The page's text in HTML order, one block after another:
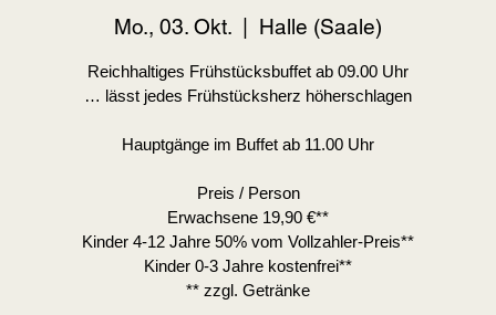
Mo., 03. Okt. Halle (Saale)
Reichhaltiges Frühstücksbuffet ab 09.00 Uhr
… lässt jedes Frühstücksherz höherschlagen
Hauptgänge im Buffet ab 11.00 Uhr
Preis / Person
Erwachsene 19,90 €**
Kinder 4-12 Jahre 50% vom Vollzahler-Preis**
Kinder 0-3 Jahre kostenfrei**
** zzgl. Getränke